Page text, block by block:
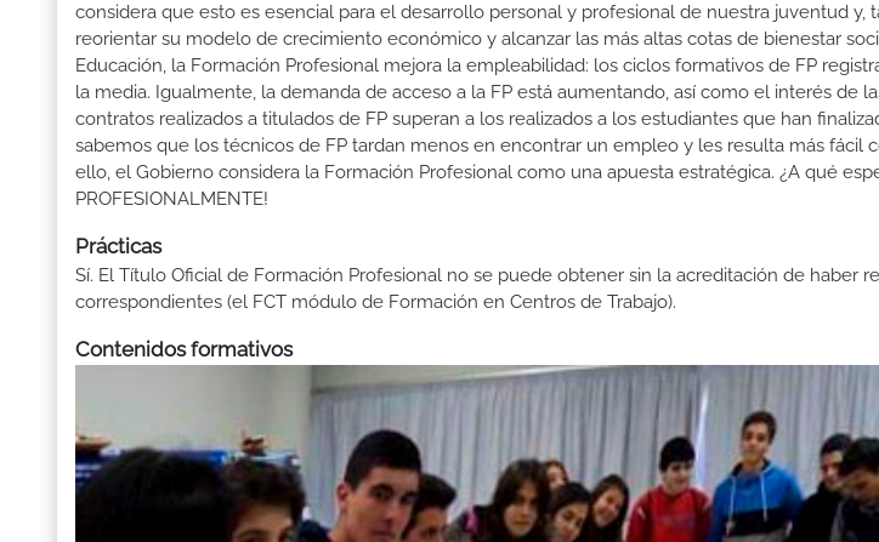
considera que esto es esencial para el desarrollo personal y profesional de nuestra juventud y,
reorientar su modelo de crecimiento económico y alcanzar las más altas cotas de bienestar
Educación, la Formación Profesional mejora la empleabilidad: los ciclos formativos de FP
la media. Igualmente, la demanda de acceso a la FP está aumentando, así como el interés de
contratos realizados a titulados de FP superan a los realizados a los estudiantes que han
sabemos que los técnicos de FP tardan menos en encontrar un empleo y les resulta más fácil
ello, el Gobierno considera la Formación Profesional como una apuesta estratégica. ¿A qué
PROFESIONALMENTE!
Prácticas
Sí. El Título Oficial de Formación Profesional no se puede obtener sin la acreditación de haber
correspondientes (el FCT módulo de Formación en Centros de Trabajo).
Contenidos formativos